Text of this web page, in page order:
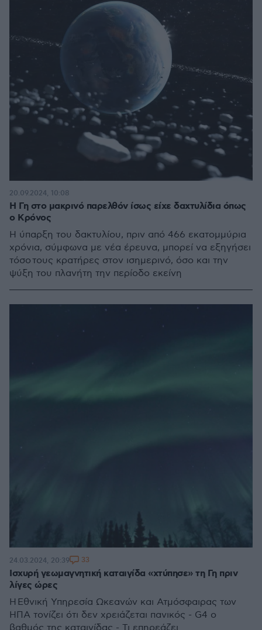
H Γη στο μακρινό παρελθόν ίσως είχε δαχτυλίδια όπως
ο Κρόνος
Η ύπαρξη του δακτυλίου, πριν από 466 εκατομμύρια
χρόνια, σύμφωνα με νέα έρευνα, μπορεί να εξηγήσει
τόσο τους κρατήρες στον ισημερινό, όσο και την
ψύξη του πλανήτη την περίοδο εκείνη
20.09.2024, 10:08
Ισχυρή γεωμαγνητική καταιγίδα «χτύπησε» τη Γη πριν
λίγες ώρες
Η Εθνική Υπηρεσία Ωκεανών και Ατμόσφαιρας των
ΗΠΑ τονίζει ότι δεν χρειάζεται πανικός - G4 ο
24.03.2024, 20:39 33